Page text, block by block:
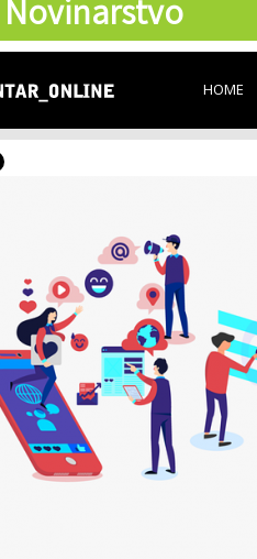
Novinarstvo
HOME